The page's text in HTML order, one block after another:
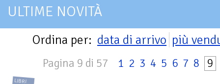
ULTIME NOVITÀ
Ordina per: data di arrivo più
Pagina 9 di 57 1 2 3 4 5 6 7 8 9
LIBRI